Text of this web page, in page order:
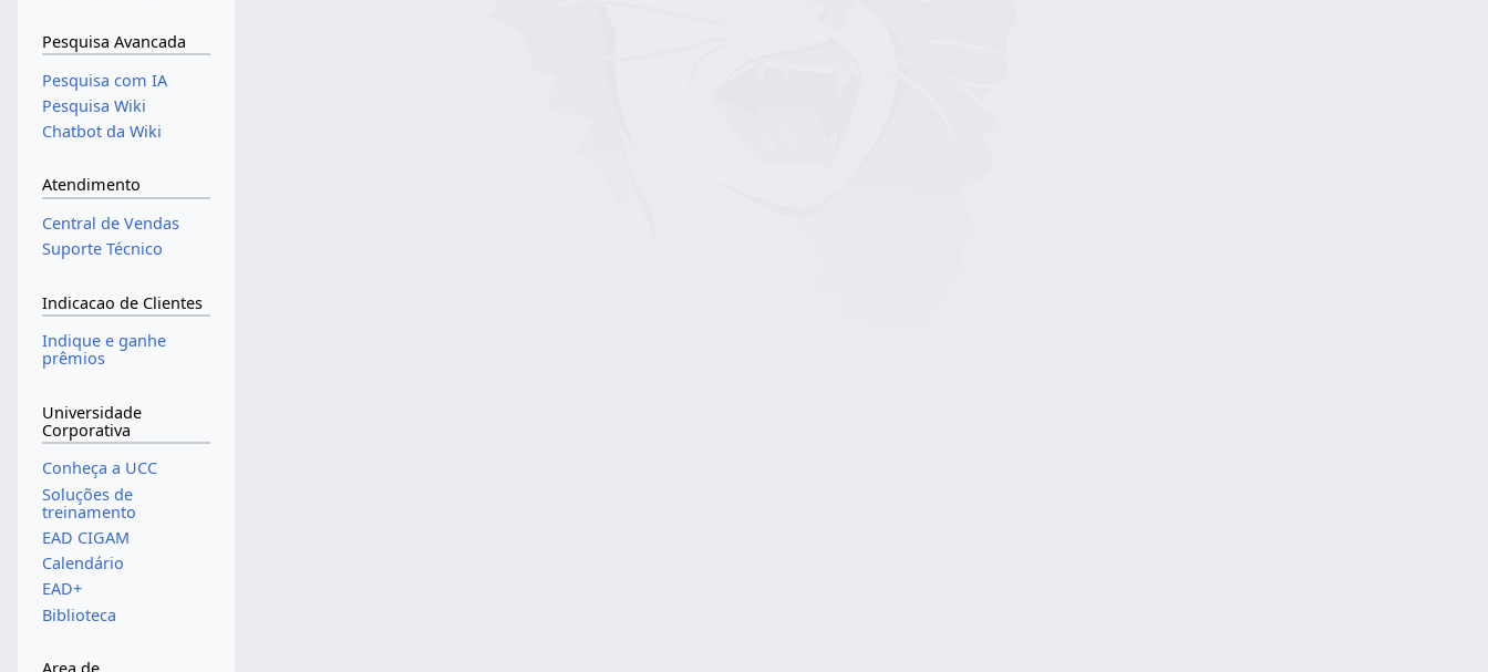
Pesquisa Avancada
Pesquisa com IA
Pesquisa Wiki
Chatbot da Wiki
Atendimento
Central de Vendas
Suporte Técnico
Indicacao de Clientes
Indique e ganhe
prêmios
Universidade
Corporativa
Conheça a UCC
Soluções de
treinamento
EAD CIGAM
Calendário
EAD+
Biblioteca